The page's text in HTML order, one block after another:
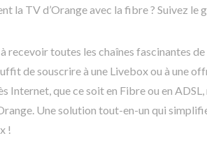
la TV d’Orange avec la fibre ? Suivez le
recevoir toutes les chaînes fascinantes
de souscrire à une Livebox ou à une
Internet, que ce soit en Fibre ou en
Une solution tout-en-un qui
!